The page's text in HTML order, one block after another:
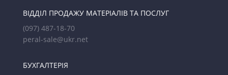
ВІДДІЛ ПРОДАЖУ МАТЕРІАЛІВ ТА ПОСЛУГ
(097) 487-18-70
peral-sale@ukr.net
БУХГАЛТЕРІЯ